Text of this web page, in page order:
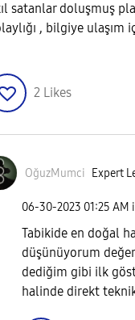
satanlar doluşmuş
, bilgiye
2 Likes
OğuzMumci Expert
‎06-30-2023 01:25 AM
Tabikide en doğal
düşünüyorum
dediğim gibi ilk
halinde direkt